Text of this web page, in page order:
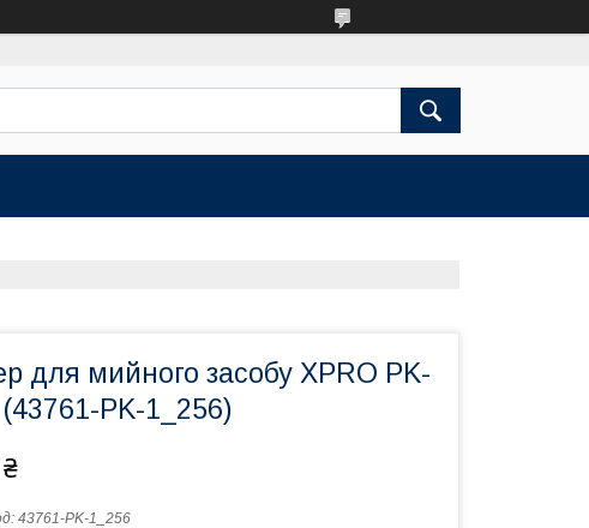
для мийного засобу XPRO PK-
PK-1_256)
43761-PK-1_256